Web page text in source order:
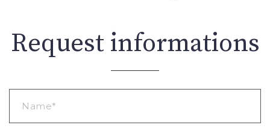
Request informations